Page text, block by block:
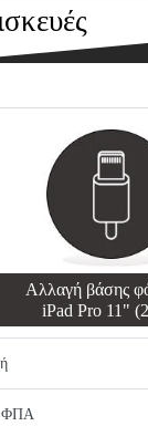
Αλλαγή βάσης
iPad Pro 11"
ΦΠΑ